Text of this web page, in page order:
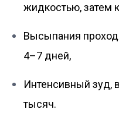
жидкостью, затем
Высыпания
4–7 дней,
Интенсивный зуд,
тысяч.